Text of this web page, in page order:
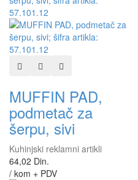
Dodaj u listu želja
Dodaj u listu za poređenje
MUFFIN PAD,
podmetač za
šerpu, sivi
Kuhinjski reklamni artikli
64,02 Din.
/ kom + PDV